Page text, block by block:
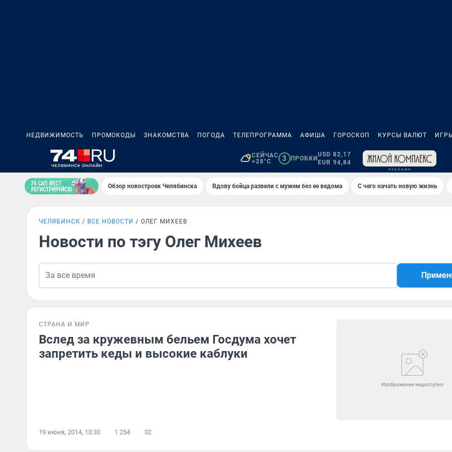
НЕДВИЖИМОСТЬ ПРОМОКОДЫ ЗНАКОМСТВА ПОГОДА ТЕЛЕПРОГРАММА АФИША ГОРОСКОП КУРСЫ ВАЛЮТ
СЕЙЧАС
+28°C
3 ПРОБКИ
USD 82,17
EUR 94,84
Обзор новостроек Челябинска Вдову бойца развели с мужем без ее ведома С чего начать новую жизнь
ЧЕЛЯБИНСК ВСЕ НОВОСТИ ОЛЕГ МИХЕЕВ
Новости по тэгу Олег Михеев
СТРАНА И МИР
Вслед за кружевным бельем Госдума хочет
запретить кеды и высокие каблуки
19 июня, 2014, 10:30 1 254 32